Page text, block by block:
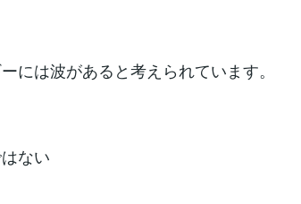
には波があると考えられています。
ない